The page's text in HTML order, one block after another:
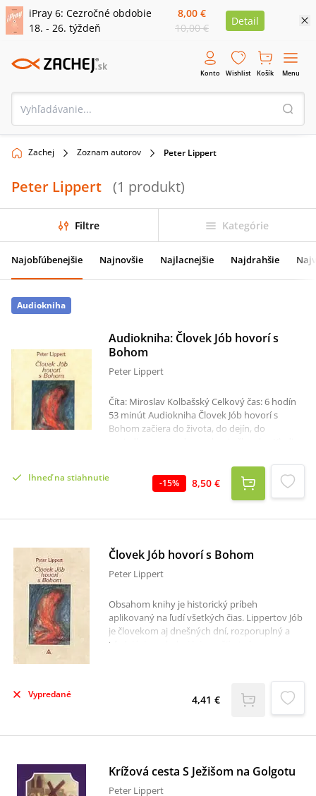
iPray 6: Cezročné obdobie
18. - 26. týždeň
8,00 €
10,00 €
Detail
Konto Wishlist Košík Menu
Zachej Zoznam autorov Peter Lippert
Peter Lippert (1 produkt)
Filtre Kategórie
Najobľúbenejšie Najnovšie Najlacnejšie Najdrahšie
Audiokniha
Audiokniha: Človek Jób hovorí s
Bohom
Peter Lippert
Číta: Miroslav Kolbašský Celkový čas: 6 hodín
53 minút Audiokniha Človek Jób hovorí s
Bohom začiera do života, do dejín, do
človek taký nenapraviteľný, prečo je ľudský
život taký zdivený, kam spejeme?... Knižné
vydanie 1.krát vyšlo na Slovensku v roku 1948,
nás, knihou pre tieto časy…Lúč, vydavateľské
Ihneď na stiahnutie -15% 8,50 €
Človek Jób hovorí s Bohom
Peter Lippert
Obsahom knihy je historický príbeh
aplikovaný na ľudí všetkých čias. Lippertov Jób
je človekom aj dnešných dní, rozporuplný a
hľadajúci, pochybujúci a nešťastný,
otázky, ktoré nás trápia a hľadáme na ne
Vypredané 4,41 €
Krížová cesta S Ježišom na Golgotu
Peter Lippert